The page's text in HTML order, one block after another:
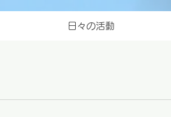
日々の活動